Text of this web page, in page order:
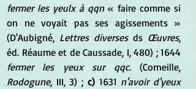
fermer les yeulx à qqn « faire comme si
on ne voyait pas ses agissements »
(D'Aubigné, Lettres diverses ds Œuvres,
fermer les yeux sur qqc.
Rodogune, III, 3) ; c) 1631 n'avoir d'yeux